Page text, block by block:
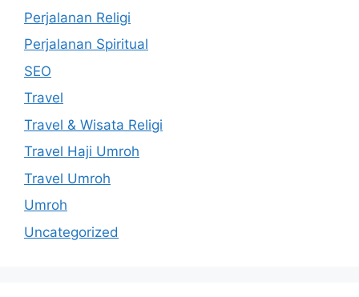
Perjalanan Religi
Perjalanan Spiritual
SEO
Travel
Travel & Wisata Religi
Travel Haji Umroh
Travel Umroh
Umroh
Uncategorized